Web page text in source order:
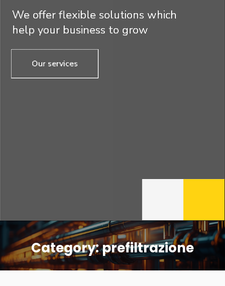
We offer flexible solutions which
help your business to grow
Our services
Category:prefiltrazione